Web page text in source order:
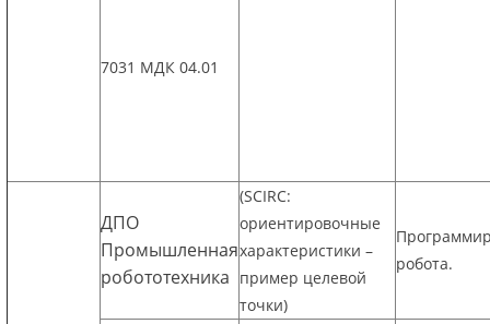
7031 МДК 04.01
ДПО
Промышленная
робототехника
(SCIRC:
ориентировочные
характеристики –
пример целевой
точки)
робота.